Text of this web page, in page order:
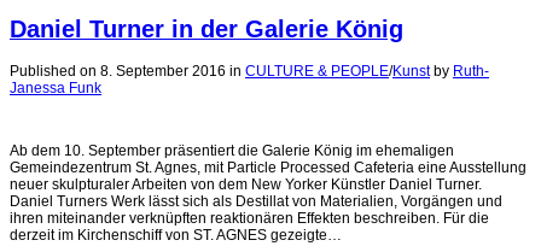
Daniel Turner in der Galerie König
Published on 8. September 2016 in CULTURE & PEOPLE/Kunst by Ruth-
Janessa Funk
Ab dem 10. September präsentiert die Galerie König im ehemaligen
Gemeindezentrum St. Agnes, mit Particle Processed Cafeteria eine Ausstellung
neuer skulpturaler Arbeiten von dem New Yorker Künstler Daniel Turner.
Daniel Turners Werk lässt sich als Destillat von Materialien, Vorgängen und
ihren miteinander verknüpften reaktionären Effekten beschreiben. Für die
derzeit im Kirchenschiff von ST. AGNES gezeigte…